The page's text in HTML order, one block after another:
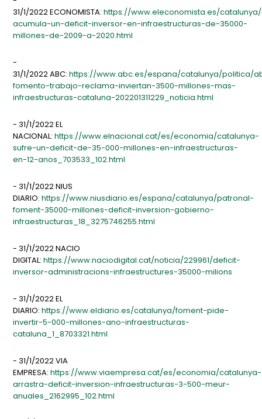
31/1/2022 ECONOMISTA:https://www.eleconomista.es/
acumula-un-deficit-inversor-en-infraestructuras-de-35000-
millones-de-2009-a-2020.html
-
31/1/2022 ABC:https://www.abc.es/espana/catalunya/politica/
fomento-trabajo-reclama-inviertan-3500-millones-mas-
infraestructuras-cataluna-202201311229_noticia.html
- 31/1/2022 EL
NACIONAL:https://www.elnacional.cat/es/economia/catalunya-
sufre-un-deficit-de-35-000-millones-en-infraestructuras-
en-12-anos_703533_102.html
- 31/1/2022 NIUS
DIARIO:https://www.niusdiario.es/espana/catalunya/patronal-
foment-35000-millones-deficit-inversion-gobierno-
infraestructuras_18_3275746255.html
- 31/1/2022 NACIO
DIGITAL:https://www.naciodigital.cat/noticia/229961/deficit-
inversor-administracions-infraestructures-35000-milions
- 31/1/2022 EL
DIARIO:https://www.eldiario.es/catalunya/foment-pide-
invertir-5-000-millones-ano-infraestructuras-
cataluna_1_8703321.html
- 31/1/2022 VIA
EMPRESA:https://www.viaempresa.cat/es/economia/catalunya-
arrastra-deficit-inversion-infraestructuras-3-500-meur-
anuales_2162995_102.html